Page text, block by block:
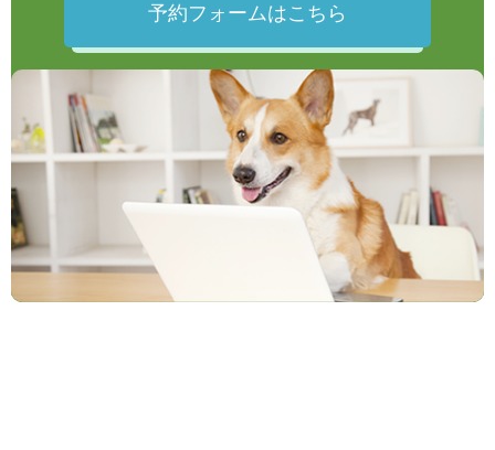
予約フォームはこちら